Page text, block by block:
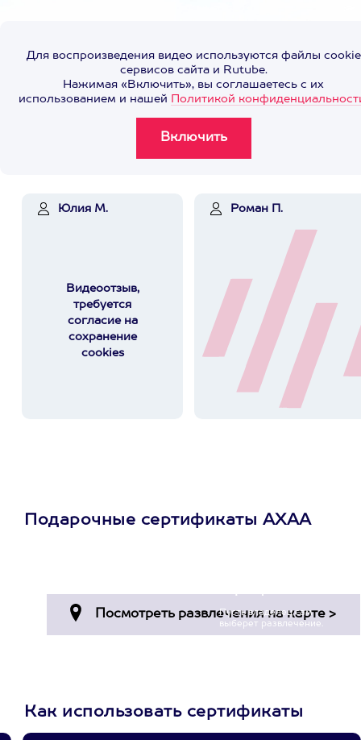
Для воспроизведения видео используются файлы cookie
сервисов сайта и Rutube.
Нажимая «Включить», вы соглашаетесь с их
использованием и нашей Политикой
Юлия М.
Видеоотзыв,
требуется
согласие на
сохранение
cookies
Роман П.
Подарочные сертификаты АХАА
Пусть владелец сам
выберет развлечение.
Как использовать сертификаты